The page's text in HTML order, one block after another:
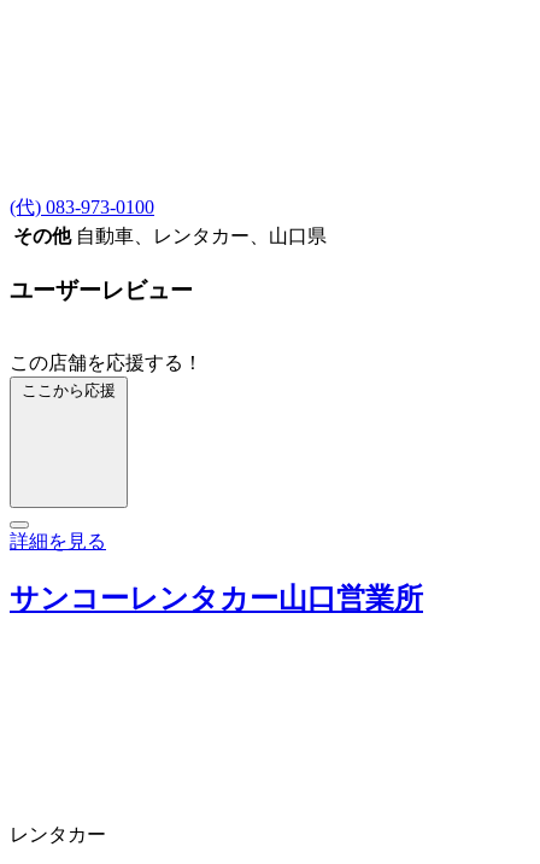
(代) 083-973-0100
その他 自動車、レンタカー、山口県
ユーザーレビュー
この店舗を応援する！
ここから応援
詳細を見る
サンコーレンタカー山口営業所
レンタカー